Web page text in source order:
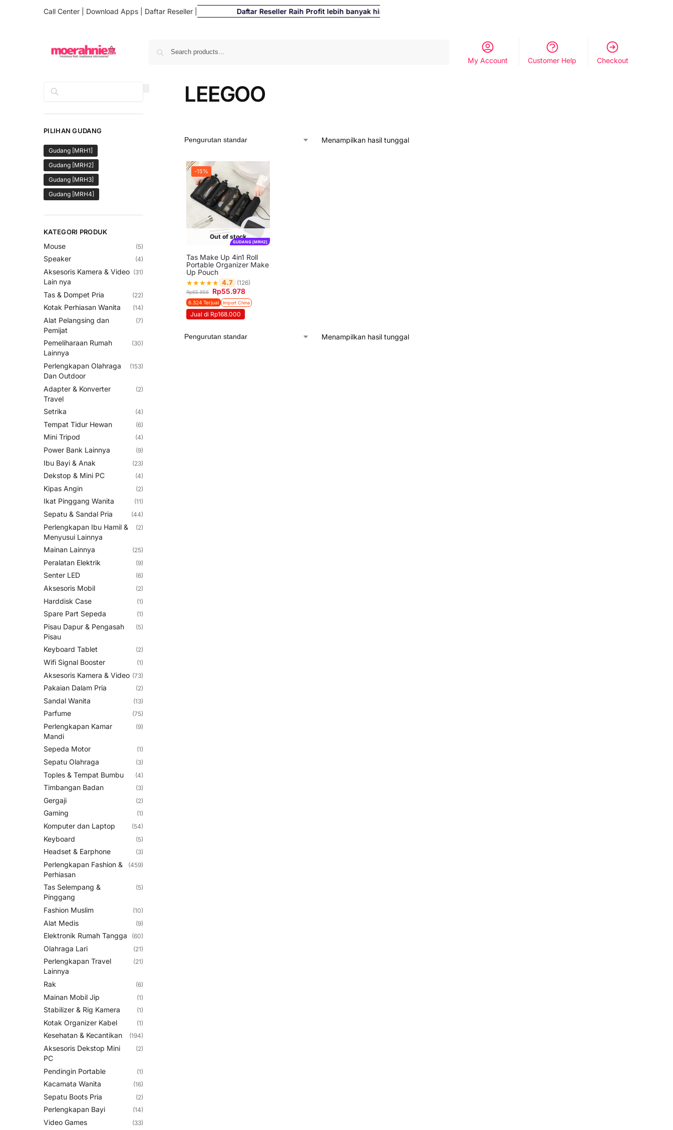
Call Center Download Apps Daftar Reseller Daftar Reseller Raih Profit lebih banyak hingga 500%
My Account Customer Help Checkout
LEEGOO
Menampilkan hasil tunggal
-15%
Out of stock
GUDANG [MRH2]
Tas Make Up 4in1 Roll
Portable Organizer Make
Up Pouch
★★★★★ 4.7 (126)
Rp65.856 Rp55.978
6.324 Terjual Import China
Jual di Rp168.000
Menampilkan hasil tunggal
PILIHAN GUDANG
Gudang [MRH1]
Gudang [MRH2]
Gudang [MRH3]
Gudang [MRH4]
KATEGORI PRODUK
Mouse (5)
Speaker (4)
Aksesoris Kamera & Video
Lain nya
(31)
Tas & Dompet Pria (22)
Kotak Perhiasan Wanita (14)
Alat Pelangsing dan
Pemijat
(7)
Pemeliharaan Rumah
Lainnya
(30)
Perlengkapan Olahraga
Dan Outdoor
(153)
Adapter & Konverter
Travel
(2)
Setrika (4)
Tempat Tidur Hewan (6)
Mini Tripod (4)
Power Bank Lainnya (9)
Ibu Bayi & Anak (23)
Dekstop & Mini PC (4)
Kipas Angin (2)
Ikat Pinggang Wanita (11)
Sepatu & Sandal Pria (44)
Perlengkapan Ibu Hamil &
Menyusui Lainnya
(2)
Mainan Lainnya (25)
Peralatan Elektrik (9)
Senter LED (6)
Aksesoris Mobil (2)
Harddisk Case (1)
Spare Part Sepeda (1)
Pisau Dapur & Pengasah
Pisau
(5)
Keyboard Tablet (2)
Wifi Signal Booster (1)
Aksesoris Kamera & Video (73)
Pakaian Dalam Pria (2)
Sandal Wanita (13)
Parfume (75)
Perlengkapan Kamar
Mandi
(9)
Sepeda Motor (1)
Sepatu Olahraga (3)
Toples & Tempat Bumbu (4)
Timbangan Badan (3)
Gergaji (2)
Gaming (1)
Komputer dan Laptop (54)
Keyboard (5)
Headset & Earphone (3)
Perlengkapan Fashion &
Perhiasan
(459)
Tas Selempang &
Pinggang
(5)
Fashion Muslim (10)
Alat Medis (9)
Elektronik Rumah Tangga (60)
Olahraga Lari (21)
Perlengkapan Travel
Lainnya
(21)
Rak (6)
Mainan Mobil Jip (1)
Stabilizer & Rig Kamera (1)
Kotak Organizer Kabel (1)
Kesehatan & Kecantikan (194)
Aksesoris Dekstop Mini
PC
(2)
Pendingin Portable (1)
Kacamata Wanita (16)
Sepatu Boots Pria (2)
Perlengkapan Bayi (14)
Video Games (33)